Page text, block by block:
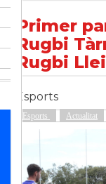
Primer
Rugbi
Rugbi
Esports
Esports Actualitat